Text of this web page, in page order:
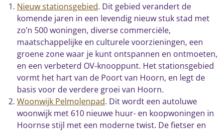
Nieuw stationsgebied. Dit gebied verandert de
komende jaren in een levendig nieuw stuk stad met
zo’n 500 woningen, diverse commerciële,
maatschappelijke en culturele voorzieningen, een
groene zone waar je kunt ontspannen en ontmoeten,
en een verbeterd OV-knooppunt. Het stationsgebied
vormt het hart van de Poort van Hoorn, en legt de
basis voor de verdere groei van Hoorn.
Woonwijk Pelmolenpad. Dit wordt een autoluwe
woonwijk met 610 nieuwe huur- en koopwoningen in
Hoornse stijl met een moderne twist. De fietser en